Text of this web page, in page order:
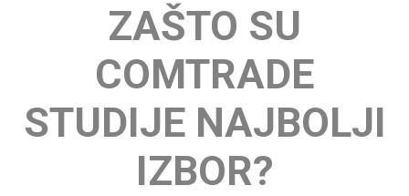
ZAŠTO SU
COMTRADE
STUDIJE NAJBOLJI
IZBOR?